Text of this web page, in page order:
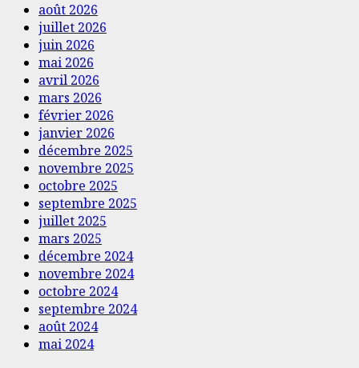
août 2026
juillet 2026
juin 2026
mai 2026
avril 2026
mars 2026
février 2026
janvier 2026
décembre 2025
novembre 2025
octobre 2025
septembre 2025
juillet 2025
mars 2025
décembre 2024
novembre 2024
octobre 2024
septembre 2024
août 2024
mai 2024